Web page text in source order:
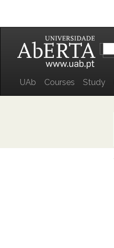
UAb Courses Study